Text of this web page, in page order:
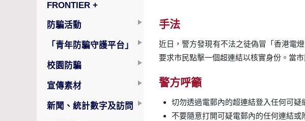
FRONTIER +
防騙活動
「青年防騙守護平台」
校園防騙
宣傳素材
新聞、統計數字及訪問
手法
近日，警方發現有不法之徒偽冒「香港電
要求市民點擊一個超連結以核實身份。當
警方呼籲
切勿透過電郵內的超連結登入任何可疑
不要隨意打開可疑電郵內的任何連結或